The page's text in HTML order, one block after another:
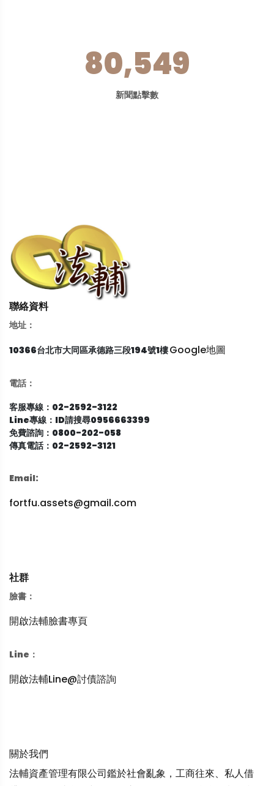
80,549
新聞點擊數
聯絡資料
地址：
10366台北市大同區承德路三段194號1樓Google地圖
電話：
客服專線：02-2592-3122
Line專線：ID請搜尋0956663399
免費諮詢：0800-202-058
傳真電話：02-2592-3121
Email:
fortfu.assets@gmail.com
社群
臉書：
開啟法輔臉書專頁
Line：
開啟法輔Line@討債諮詢
關於我們
法輔資產管理有限公司鑑於社會亂象，工商往來、私人借